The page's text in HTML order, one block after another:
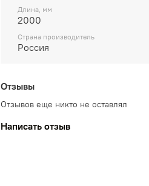
Длина, мм
2000
Страна производитель
Россия
Отзывы
Отзывов еще никто не оставлял
Написать отзыв